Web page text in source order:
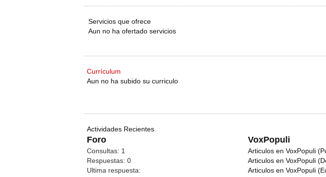
Servicios que ofrece
Aun no ha ofertado servicios
Currículum
Aun no ha subido su curriculo
Actividades Recientes
Foro VoxPopuli
Consultas: 1
Respuestas: 0
Ultima respuesta:
Articulos en VoxPopuli
Articulos en VoxPopuli
Articulos en VoxPopuli